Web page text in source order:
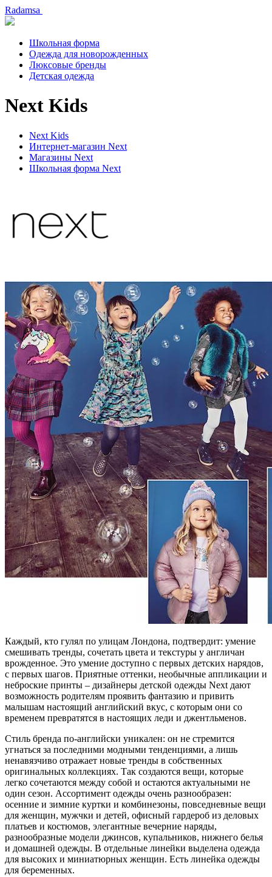
Radamsa
Школьная форма
Одежда для новорожденных
Люксовые бренды
Детская одежда
Next Kids
Next Kids
Интернет-магазин Next
Магазины Next
Школьная форма Next
Каждый, кто гулял по улицам Лондона, подтвердит: умение
смешивать тренды, сочетать цвета и текстуры у англичан
врожденное. Это умение доступно с первых детских нарядов,
с первых шагов. Приятные оттенки, необычные аппликации и
неброские принты – дизайнеры детской одежды Next дают
возможность родителям проявить фантазию и привить
малышам настоящий английский вкус, с которым они со
временем превратятся в настоящих леди и джентльменов.
Стиль бренда по-английски уникален: он не стремится
угнаться за последними модными тенденциями, а лишь
ненавязчиво отражает новые тренды в собственных
оригинальных коллекциях. Так создаются вещи, которые
легко сочетаются между собой и остаются актуальными не
один сезон. Ассортимент одежды очень разнообразен:
осенние и зимние куртки и комбинезоны, повседневные вещи
для женщин, мужчки и детей, офисный гардероб из деловых
платьев и костюмов, элегантные вечерние наряды,
разнообразные модели джинсов, купальников, нижнего белья
и домашней одежды. В отдельные линейки выделена одежда
для высоких и миниатюрных женщин. Есть линейка одежды
для беременных.